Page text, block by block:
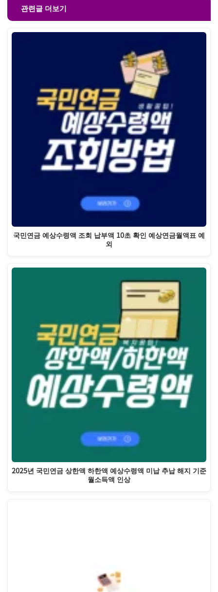
관련글 더보기
국민연금 예상수령액 조회 납부액 10초 확인 예상연금월액표 예
외
2025년 국민연금 상한액 하한액 예상수령액 미납 추납 해지 기준
월소득액 인상